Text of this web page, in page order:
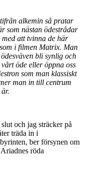
alkemin så pratar
som nästan ödestrådar
att tvinna de här
i filmen Matrix. Man
bli synlig och
öde eller öppna oss
som man klassiskt
man in till centrum
slut och jag sträcker på
träda in i
ber försynen om
röda